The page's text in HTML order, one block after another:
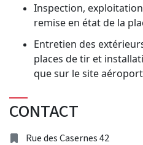
Inspection,
remise en état de la
Entretien des
places de tir et
que sur le site
CONTACT
Address
Rue des Casernes 42